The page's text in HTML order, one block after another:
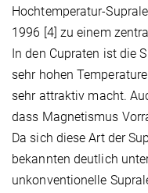
Hochtemperatur-
1996 [4] zu einem
In den Cupraten ist die
sehr hohen
sehr attraktiv macht.
dass Magnetismus
Da sich diese Art der
bekannten deutlich
unkonventionelle